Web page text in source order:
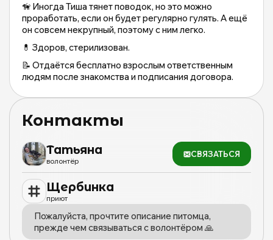
🦮 Иногда Тиша тянет поводок, но это можно
проработать, если он будет регулярно гулять. А ещё
он совсем некрупный, поэтому с ним легко.
💊 Здоров, стерилизован.
📝 Отдаётся бесплатно взрослым ответственным
людям после знакомства и подписания договора.
☎️ Для знакомства пишите волонтёру.
Контакты
Татьяна
волонтёр
СВЯЗАТЬСЯ
Щербинка
приют
Пожалуйста, прочтите описание питомца,
прежде чем связываться с волонтёром 🙏